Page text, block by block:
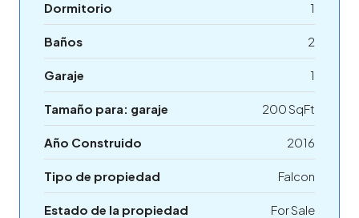
Dormitorio 1
Baños 2
Garaje 1
Tamaño para: garaje 200 SqFt
Año Construido 2016
Tipo de propiedad Falcon
Estado de la propiedad For Sale